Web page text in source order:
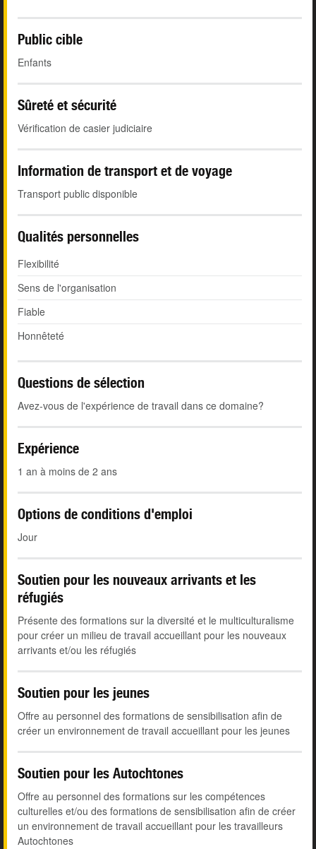
Public cible
Enfants
Sûreté et sécurité
Vérification de casier judiciaire
Information de transport et de voyage
Transport public disponible
Qualités personnelles
Flexibilité
Sens de l'organisation
Fiable
Honnêteté
Questions de sélection
Avez-vous de l'expérience de travail dans ce domaine?
Expérience
1 an à moins de 2 ans
Options de conditions d'emploi
Jour
Soutien pour les nouveaux arrivants et les
réfugiés
Présente des formations sur la diversité et le multiculturalisme
pour créer un milieu de travail accueillant pour les nouveaux
arrivants et/ou les réfugiés
Soutien pour les jeunes
Offre au personnel des formations de sensibilisation afin de
créer un environnement de travail accueillant pour les jeunes
Soutien pour les Autochtones
Offre au personnel des formations sur les compétences
culturelles et/ou des formations de sensibilisation afin de créer
un environnement de travail accueillant pour les travailleurs
Autochtones